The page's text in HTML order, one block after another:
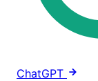
ChatGPT